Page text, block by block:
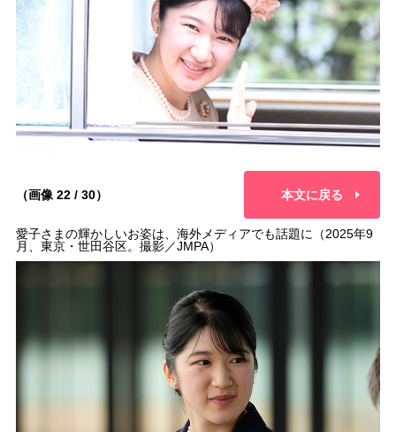
（画像 22 / 30） 本文に戻る
愛子さまの輝かしいお姿は、海外メディアでも話題に（2025年9
月、東京・世田谷区。撮影／JMPA）